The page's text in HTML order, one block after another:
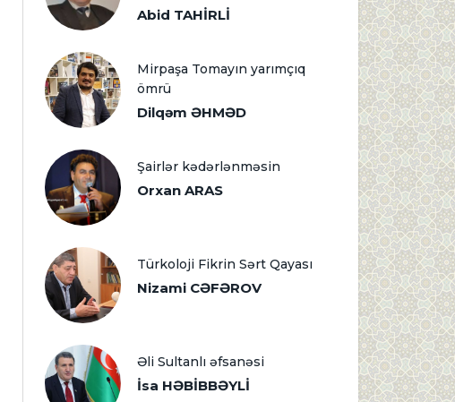
Abid TAHİRLİ
Mirpaşa Tomayın yarımçıq
ömrü
Dilqəm ƏHMƏD
Şairlər kədərlənməsin
Orxan ARAS
Türkoloji Fikrin Sərt Qayası
Nizami CƏFƏROV
Əli Sultanlı əfsanəsi
İsa HƏBİBBƏYLİ